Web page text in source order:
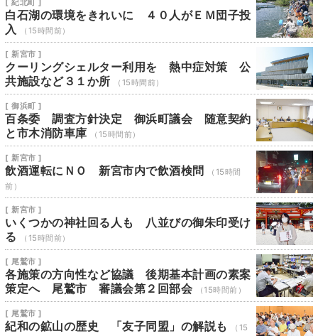
[ 紀北町 ]
白石湖の環境をきれいに ４０人がＥＭ団子投
入
（15時間前）
[ 新宮市 ]
クーリングシェルター利用を 熱中症対策 公
共施設など３１か所
（15時間前）
[ 御浜町 ]
百条委 調査方針決定 御浜町議会 随意契約
と市木消防車庫
（15時間前）
[ 新宮市 ]
飲酒運転にＮＯ 新宮市内で飲酒検問
（15時間
前）
[ 新宮市 ]
いくつかの神社回る人も 八並びの御朱印受け
る
（15時間前）
[ 尾鷲市 ]
各施策の方向性など協議 後期基本計画の素案
策定へ 尾鷲市 審議会第２回部会
（15時間前）
[ 尾鷲市 ]
紀和の鉱山の歴史 「友子同盟」の解説も
（15